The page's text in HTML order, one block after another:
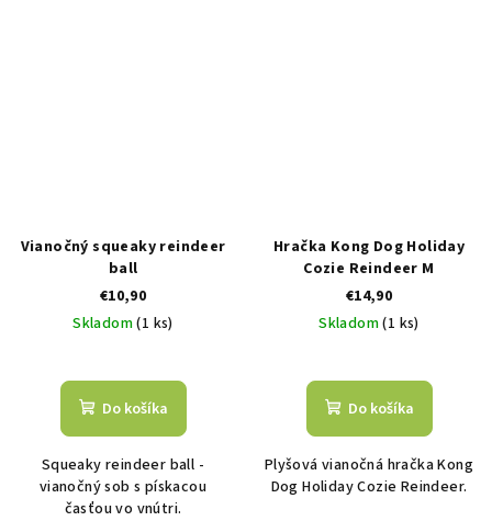
Vianočný squeaky reindeer
ball
€10,90
Skladom(1 ks)
Do košíka
Squeaky reindeer ball -
vianočný sob s pískacou
časťou vo vnútri.
Hračka Kong Dog Holiday
Cozie Reindeer M
€14,90
Skladom(1 ks)
Do košíka
Plyšová vianočná hračka Kong
Dog Holiday Cozie Reindeer.